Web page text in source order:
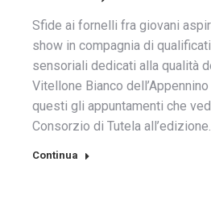
Sfide ai fornelli fra giovani
show in compagnia di
sensoriali dedicati alla qualità
Vitellone Bianco dell’Appennino
questi gli appuntamenti che
Consorzio di Tutela
Continua